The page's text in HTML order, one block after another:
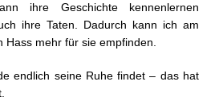
ihre Geschichte kennenlernen
ihre Taten. Dadurch kann ich am
Hass mehr für sie empfinden.
endlich seine Ruhe findet – das hat